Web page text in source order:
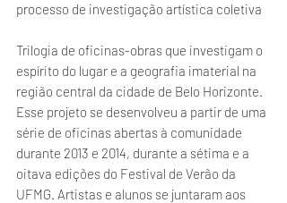
processo de investigação artística coletiva
Trilogia de oficinas-obras que investigam o
espírito do lugar e a geografia imaterial na
região central da cidade de Belo Horizonte.
Esse projeto se desenvolveu a partir de uma
série de oficinas abertas à comunidade
durante 2013 e 2014, durante a sétima e a
oitava edições do Festival de Verão da
UFMG. Artistas e alunos se juntaram aos